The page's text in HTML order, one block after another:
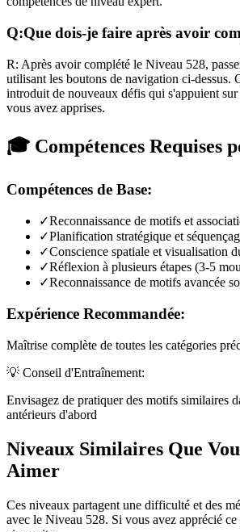
Q:Que dois-je faire après avoir
R: Après avoir complété le Niveau 528,
utilisant les boutons de navigation ci-dessus.
introduit de nouveaux défis qui s'appuient sur
vous avez apprises.
🎓 Compétences Requises
Compétences de Base:
✓Reconnaissance de motifs et
✓Planification stratégique et
✓Conscience spatiale et visualisation
✓Réflexion à plusieurs étapes (3-5
✓Reconnaissance de motifs avancée
Expérience Recommandée:
Maîtrise complète de toutes les catégories
💡 Conseil d'Entraînement:
Envisagez de pratiquer des motifs similaires
antérieurs d'abord
Niveaux Similaires Que
Aimer
Ces niveaux partagent une difficulté et des
avec le Niveau 528. Si vous avez apprécié